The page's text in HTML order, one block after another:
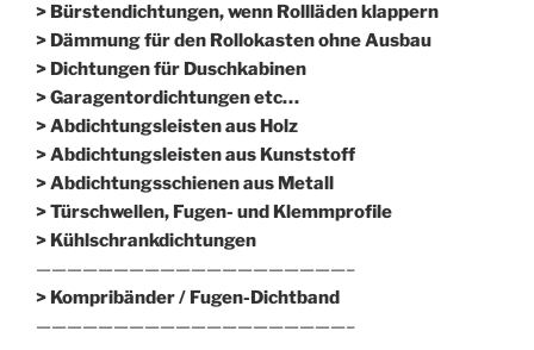
> Bürstendichtungen, wenn Rollläden klappern
> Dämmung für den Rollokasten ohne Ausbau
> Dichtungen für Duschkabinen
> Garagentordichtungen etc…
> Abdichtungsleisten aus Holz
> Abdichtungsleisten aus Kunststoff
> Abdichtungsschienen aus Metall
> Türschwellen, Fugen- und Klemmprofile
> Kühlschrankdichtungen
————————————————————–
> Kompribänder / Fugen-Dichtband
————————————————————–